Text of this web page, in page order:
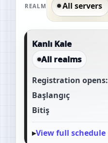
REALM All servers
Kanlı Kale
All realms
Registration opens:
Başlangıç
Bitiş
View full schedule